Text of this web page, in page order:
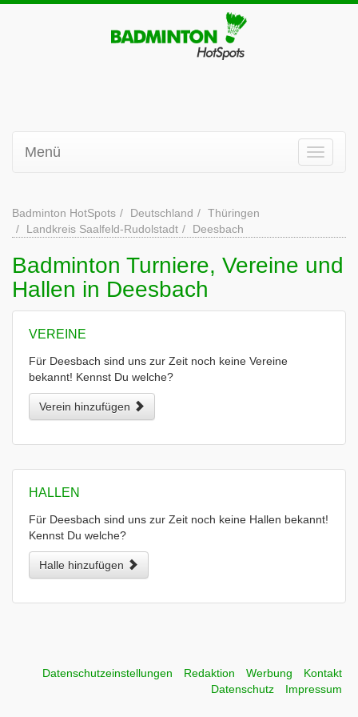
Menü
Badminton HotSpots Deutschland
Thüringen
Landkreis Saalfeld-Rudolstadt
Deesbach
Badminton Turniere, Vereine und
Hallen in Deesbach
VEREINE
Für Deesbach sind uns zur Zeit noch keine Vereine
bekannt! Kennst Du welche?
Verein hinzufügen
HALLEN
Für Deesbach sind uns zur Zeit noch keine Hallen bekannt!
Kennst Du welche?
Halle hinzufügen
Datenschutzeinstellungen Redaktion Werbung
Kontakt
Datenschutz
Impressum